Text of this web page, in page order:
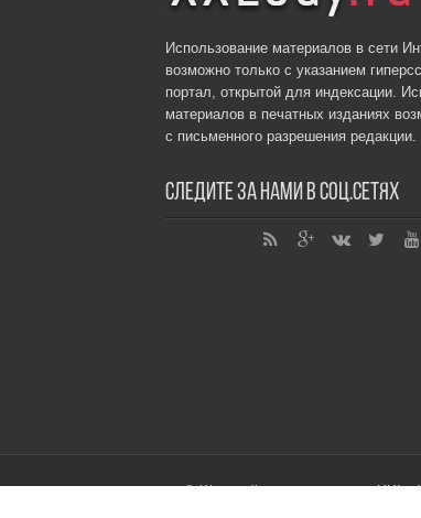
Использование материалов в сети
возможно только с указанием
портал, открытой для индексации.
материалов в печатных изданиях
с письменного разрешения редакции.
Следите за нами в соц.сетях
© Женский интернет-портал